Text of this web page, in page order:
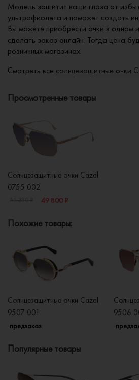
Модель защитит ваши глаза от
ультрафиолета и поможет создать
Вы можете приобрести очки в одном
сделать заказ онлайн. Тогда цена
розничных магазинах.
Смотреть все солнцезащитные очки
Просмотренные товары
Солнцезащитные очки Cazal
0755 002
49 800 ₽
Похожие товары:
Солнцезащитные очки Cazal
9507 001
предзаказ
9506
Популярные товары